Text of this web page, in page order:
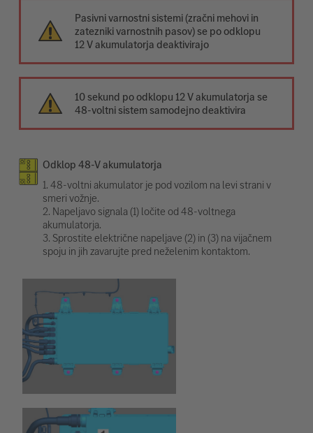
Pasivni varnostni sistemi (zračni mehovi in
zatezniki varnostnih pasov) se po odklopu
12 V akumulatorja deaktivirajo
10 sekund po odklopu 12 V akumulatorja se
48-voltni sistem samodejno deaktivira
Odklop 48-V akumulatorja
1. 48-voltni akumulator je pod vozilom na levi strani v
smeri vožnje.
2. Napeljavo signala (1) ločite od 48-voltnega
akumulatorja.
3. Sprostite električne napeljave (2) in (3) na vijačnem
spoju in jih zavarujte pred neželenim kontaktom.